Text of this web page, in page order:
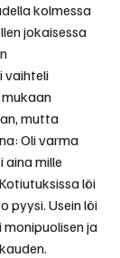
kolmessa
jokaisessa
vaihteli
mutta
Oli varma
aina mille
löi
pyysi. Usein löi
monipuolisen ja